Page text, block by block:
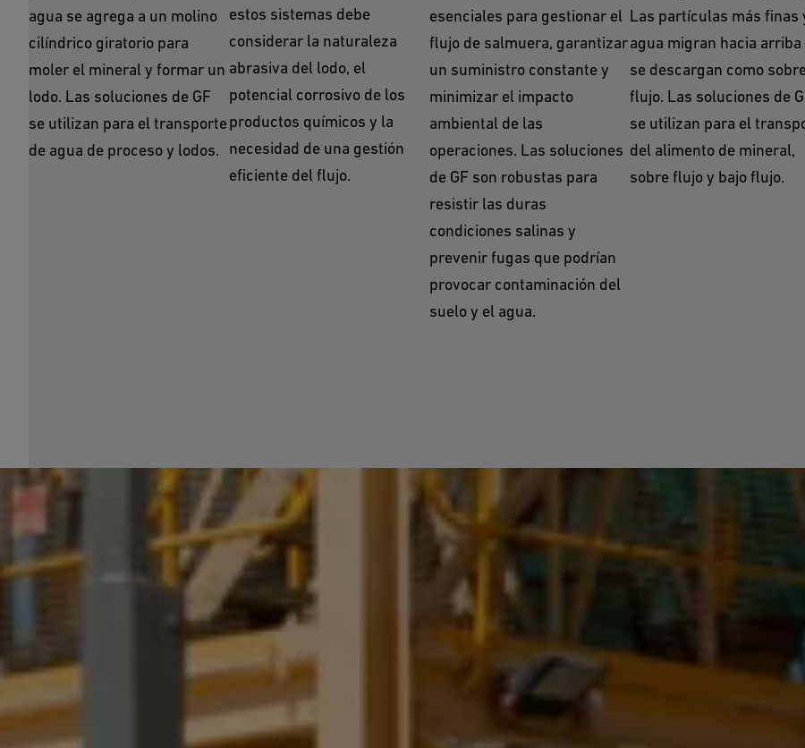
agua se agrega a un molino
cilíndrico giratorio para
moler el mineral y formar un
lodo. Las soluciones de GF
se utilizan para el transporte
de agua de proceso y lodos.
estos sistemas debe
considerar la naturaleza
abrasiva del lodo, el
potencial corrosivo de los
productos químicos y la
necesidad de una gestión
eficiente del flujo.
esenciales para gestionar el
flujo de salmuera, garantizar
un suministro constante y
minimizar el impacto
ambiental de las
operaciones. Las soluciones
de GF son robustas para
resistir las duras
condiciones salinas y
prevenir fugas que podrían
provocar contaminación del
suelo y el agua.
Las partículas más finas
agua migran hacia arriba
se descargan como
flujo. Las soluciones de
se utilizan para el
del alimento de mineral,
sobre flujo y bajo flujo.